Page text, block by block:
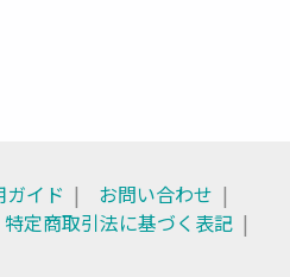
ガイド
お問い合わせ
特定商取引法に基づく表記